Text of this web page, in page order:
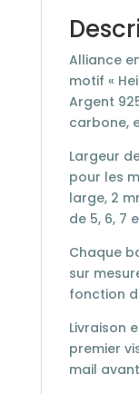
fibre
carbone
Alliance
motif «
Argent
carbone,
Largeur
pour les
large, 2
de 5, 6, 7
Chaque
sur
fonction
Livraison
premier
mail